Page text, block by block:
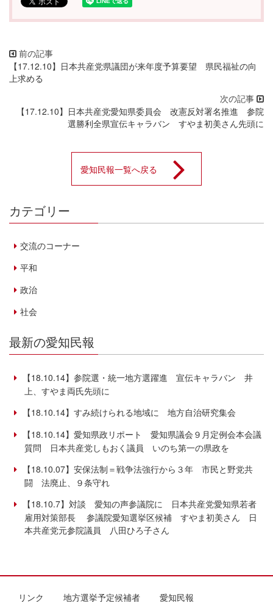
【17.12.10】日本共産党県議団が来年度予算要望 県民福祉の向
上求める
【17.12.10】日本共産党愛知県委員会 改憲反対署名推進 参院
選勝利全県宣伝キャラバン すやま初美さん先頭に
愛知民報一覧へ戻る
カテゴリー
交流のコーナー
平和
政治
社会
最新の愛知民報
【18.10.14】参院選・統一地方選躍進 宣伝キャラバン 井
上、すやま両氏先頭に
【18.10.14】すみ続けられる地域に 地方自治研究集会
【18.10.14】愛知県政リポート 愛知県議会９月定例会本会議
質問 日本共産党しもおく議員 いのち第一の県政を
【18.10.07】安保法制＝戦争法強行から３年 市民と野党共
闘 法廃止、９条守れ
【18.10.7】対談 愛知の声参議院に 日本共産党愛知県若者
雇用対策部長 参議院愛知選挙区候補 すやま初美さん 日
本共産党元参院議員 八田ひろ子さん
リンク 地方選挙予定候補者 愛知民報